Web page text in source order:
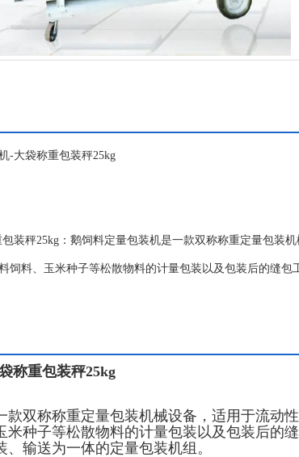
-大袋称重包装秤25kg
装秤25kg：鹅饲料定量包装机​是一款双称称重定量包装
饲料、玉米种子等松散物料的计量包装以及包装后的缝包
称重包装秤25kg
款双称称重定量包装机械设备，适用于流动
米种子等松散物料的计量包装以及包装后的
输送为一体的定量包装机组。